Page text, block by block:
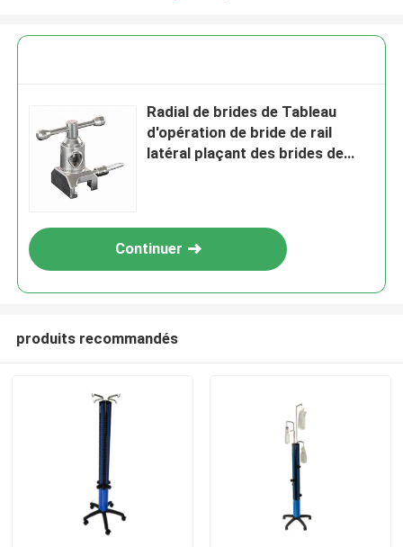
Radial de brides de Tableau
d'opération de bride de rail
latéral plaçant des brides de
Continuer
produits recommandés